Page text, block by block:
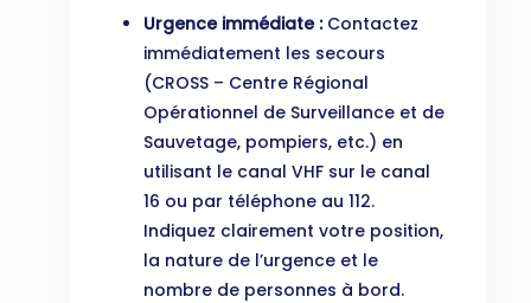
Urgence immédiate : Contactez
immédiatement les secours
(CROSS – Centre Régional
Opérationnel de Surveillance et de
Sauvetage, pompiers, etc.) en
utilisant le canal VHF sur le canal
16 ou par téléphone au 112.
Indiquez clairement votre position,
la nature de l’urgence et le
nombre de personnes à bord.